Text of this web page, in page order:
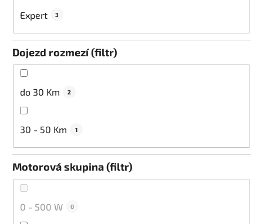
Expert 3
Dojezd rozmezí (filtr)
do 30 Km 2
30 - 50 Km 1
Motorová skupina (filtr)
0 - 500 W 0